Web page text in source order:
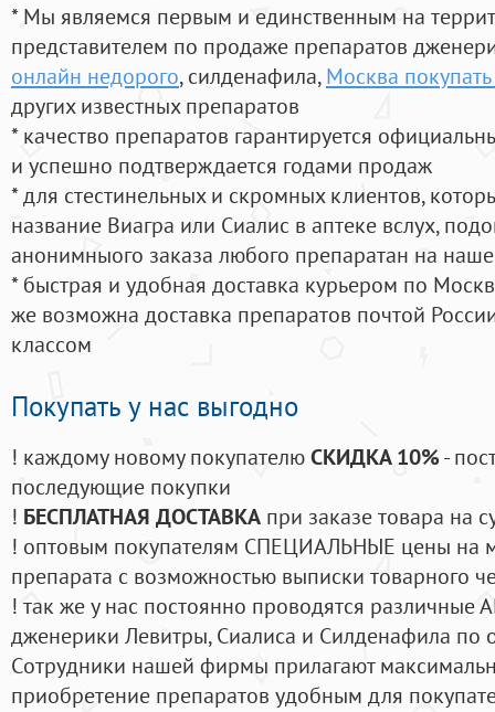
* Мы являемся первым и единственным на
представителем по продаже препаратов
онлайн недорого, силденафила, Москва
других известных препаратов
* качество препаратов гарантируется
и успешно подтверждается годами продаж
* для стестинельных и скромных клиентов,
название Виагра или Сиалис в аптеке вслух,
анонимныого заказа любого препаратан на
* быстрая и удобная доставка курьером по
же возможна доставка препаратов почтой
классом
Покупать у нас выгодно
! каждому новому покупателюСКИДКА 10%-
последующие покупки
! БЕСПЛАТНАЯ ДОСТАВКА при заказе товара на
! оптовым покупателям СПЕЦИАЛЬНЫЕ цены на
препарата с возможностью выписки товарного
! так же у нас постоянно проводятся
дженерики Левитры, Сиалиса и Силденафила по
Cотрудники нашей фирмы прилагают
приобретение препаратов удобным для